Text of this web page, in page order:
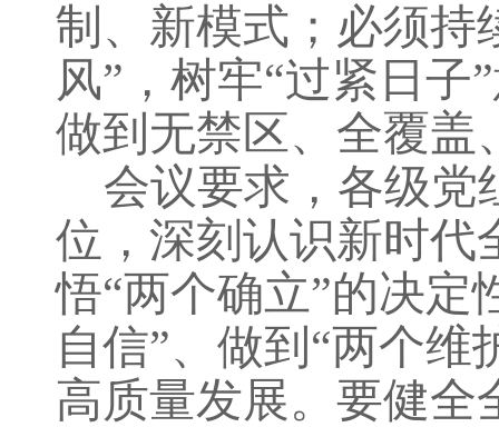
制、新模式；必须持
风”，树牢“过紧日子
做到 无禁区、全覆盖
会议要求，各级党
位，深刻认识新时代
悟“两个确立”的决定
自信”、做到“两个
高质量发展。要健全